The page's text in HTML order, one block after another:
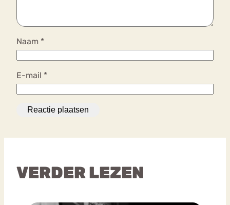
Naam *
E-mail *
VERDER LEZEN